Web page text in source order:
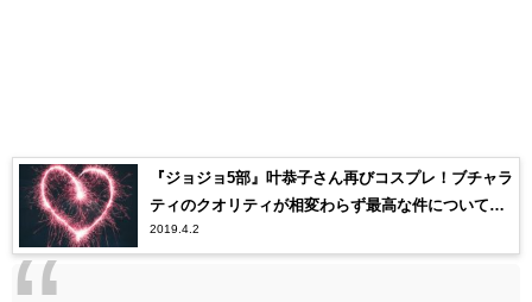
『ジョジョ5部』叶恭子さん再びコスプレ！ブチャラ
ティのクオリティが相変わらず最高な件について
【ジョジョの奇妙な冒険】
2019.4.2